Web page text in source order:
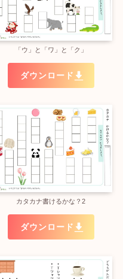
「ウ」と「ワ」と「ク」
ダウンロード
カタカナ書けるかな？2
ダウンロード